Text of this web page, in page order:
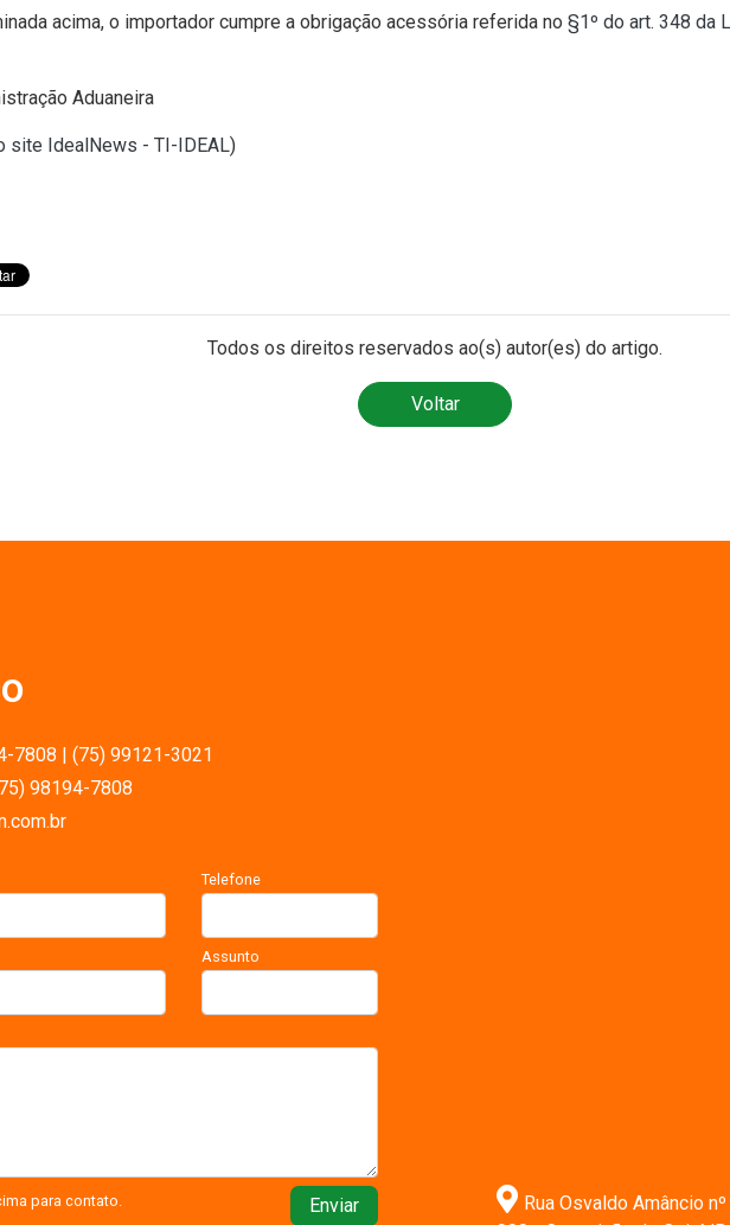
acima, o importador cumpre a obrigação acessória referida no §1º do art. 348 da
Aduaneira
site IdealNews - TI-IDEAL)
Todos os direitos reservados ao(s) autor(es) do artigo.
Voltar
7808 | (75) 99121-3021
98194-7808
Telefone
Assunto
para contato. Enviar
Rua Osvaldo Amâncio